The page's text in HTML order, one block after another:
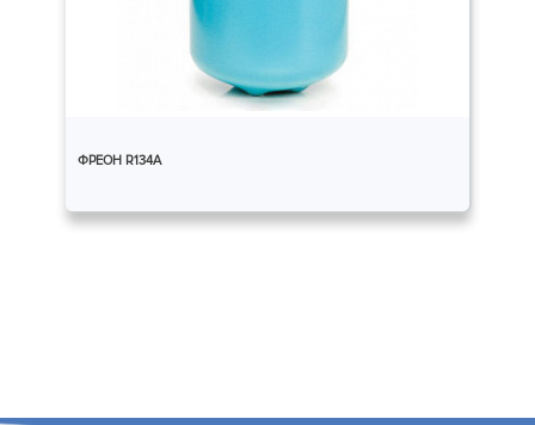
ФРЕОН R134A